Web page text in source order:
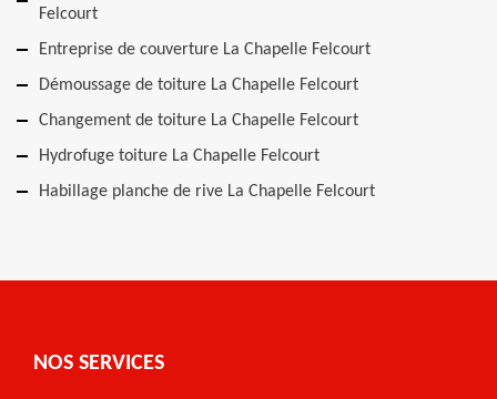
Felcourt
Entreprise de couverture La Chapelle Felcourt
Démoussage de toiture La Chapelle Felcourt
Changement de toiture La Chapelle Felcourt
Hydrofuge toiture La Chapelle Felcourt
Habillage planche de rive La Chapelle Felcourt
NOS SERVICES